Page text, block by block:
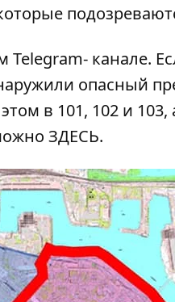
Telegram- канале.
опасный
в 101, 102 и
ЗДЕСЬ.